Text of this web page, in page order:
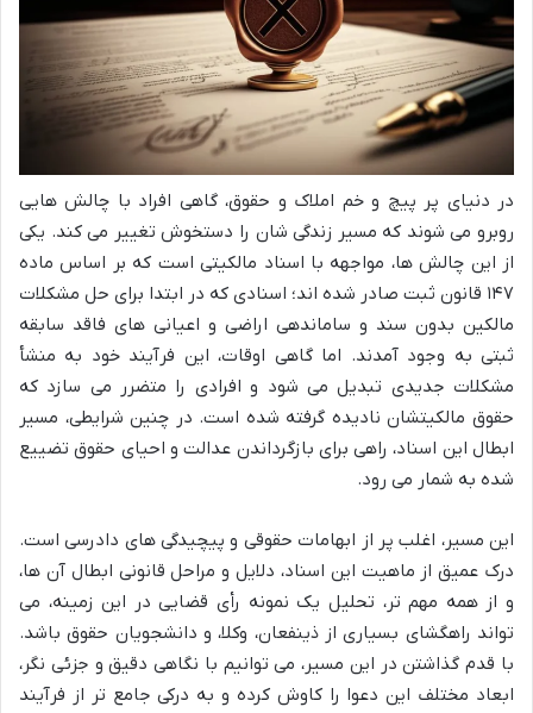
در دنیای پر پیچ و خم املاک و حقوق، گاهی افراد با چالش هایی
روبرو می شوند که مسیر زندگی شان را دستخوش تغییر می کند. یکی
از این چالش ها، مواجهه با اسناد مالکیتی است که بر اساس ماده
۱۴۷ قانون ثبت صادر شده اند؛ اسنادی که در ابتدا برای حل مشکلات
مالکین بدون سند و ساماندهی اراضی و اعیانی های فاقد سابقه
ثبتی به وجود آمدند. اما گاهی اوقات، این فرآیند خود به منشأ
مشکلات جدیدی تبدیل می شود و افرادی را متضرر می سازد که
حقوق مالکیتشان نادیده گرفته شده است. در چنین شرایطی، مسیر
ابطال این اسناد، راهی برای بازگرداندن عدالت و احیای حقوق تضییع
شده به شمار می رود.
این مسیر، اغلب پر از ابهامات حقوقی و پیچیدگی های دادرسی است.
درک عمیق از ماهیت این اسناد، دلایل و مراحل قانونی ابطال آن ها،
و از همه مهم تر، تحلیل یک نمونه رأی قضایی در این زمینه، می
تواند راهگشای بسیاری از ذینفعان، وکلا، و دانشجویان حقوق باشد.
با قدم گذاشتن در این مسیر، می توانیم با نگاهی دقیق و جزئی نگر،
ابعاد مختلف این دعوا را کاوش کرده و به درکی جامع تر از فرآیند